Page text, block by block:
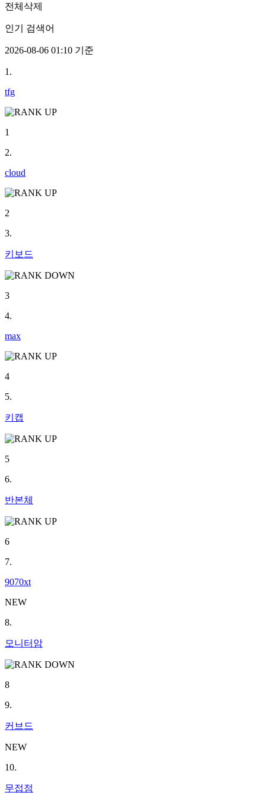
전체삭제
인기 검색어
2026-08-06 01:10 기준
1.
tfg
1
2.
cloud
2
3.
키보드
3
4.
max
4
5.
키캡
5
6.
반본체
6
7.
9070xt
NEW
8.
모니터암
8
9.
커브드
NEW
10.
무접점